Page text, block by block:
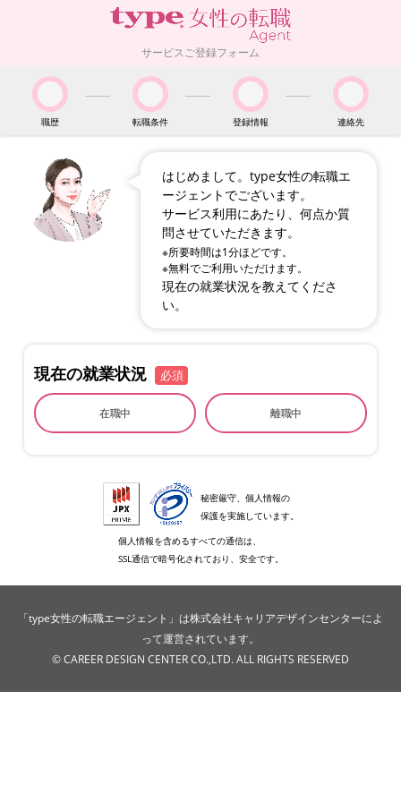
サービスご登録フォーム
職歴 転職条件 登録情報 連絡先
はじめまして。type女性の転職エ
ージェントでございます。
サービス利用にあたり、何点か質
問させていただきます。
※所要時間は1分ほどです。
※無料でご利用いただけます。
現在の就業状況を教えてくださ
い。
現在の就業状況 必須
在職中 離職中
秘密厳守、個人情報の
保護を実施しています。
個人情報を含めるすべての通信は、
SSL通信で暗号化されており、安全です。
「type女性の転職エージェント」は株式会社キャリアデザインセンターによ
って運営されています。
© CAREER DESIGN CENTER CO.,LTD. ALL RIGHTS RESERVED